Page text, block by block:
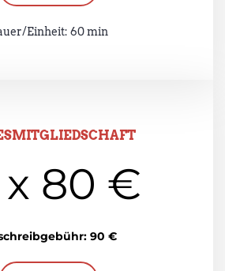
Einheit: 60 min
x 80 €
90 €